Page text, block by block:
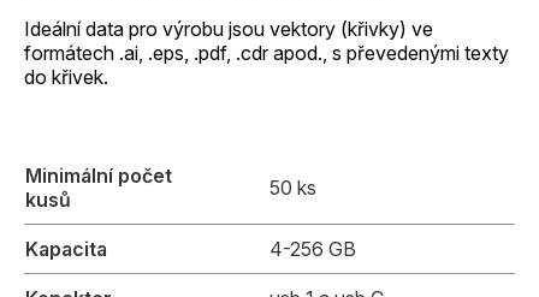
Ideální data pro výrobu jsou vektory (křivky) ve
formátech .ai, .eps, .pdf, .cdr apod., s převedenými texty
do křivek.
Minimální počet
kusů
50 ks
Kapacita 4-256 GB